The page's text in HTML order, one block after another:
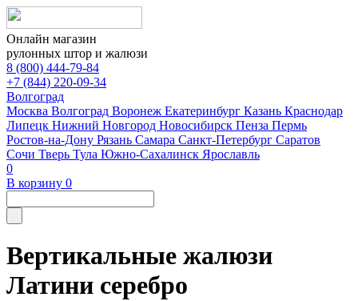
Онлайн магазин
рулонных штор и жалюзи
8 (800) 444-79-84
+7 (844) 220-09-34
Волгоград
Москва Волгоград Воронеж Екатеринбург Казань Краснодар
Липецк Нижний Новгород Новосибирск Пенза Пермь
Ростов-на-Дону Рязань Самара Санкт-Петербург Саратов
Сочи Тверь Тула Южно-Сахалинск Ярославль
0
В корзину 0
Вертикальные жалюзи
Латини серебро